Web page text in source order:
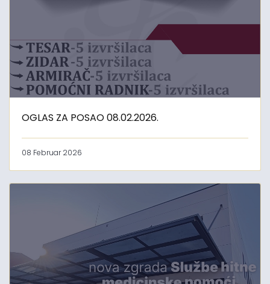
OGLAS ZA POSAO 08.02.2026.
08 Februar 2026